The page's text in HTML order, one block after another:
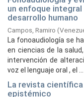
un enfoque
desarrollo humano
Campos, Ramiro (
La fonoaudiología se
en ciencias de la
intervención de
voz el lenguaje oral , el ...
La revista
epistémico